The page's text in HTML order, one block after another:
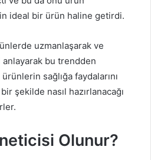
ideal bir ürün haline getirdi.
uzmanlaşarak ve
bu trendden
sağlığa faydalarını
şekilde nasıl hazırlanacağı
Olunur?